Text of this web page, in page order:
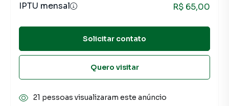
IPTU mensal
R$ 65,00
Solicitar contato
Quero visitar
21 pessoas visualizaram este anúncio